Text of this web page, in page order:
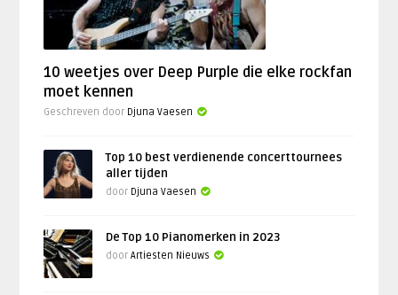
10 weetjes over Deep Purple die elke rockfan
moet kennen
Geschreven door Djuna Vaesen
Top 10 best verdienende concerttournees
aller tijden
door Djuna Vaesen
De Top 10 Pianomerken in 2023
doorArtiesten Nieuws